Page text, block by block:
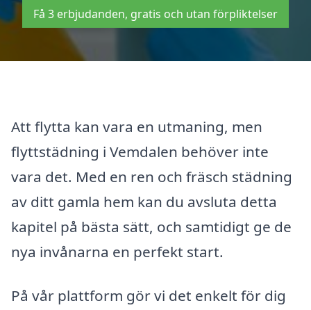
Få 3 erbjudanden, gratis och utan förpliktelser
Att flytta kan vara en utmaning, men
flyttstädning i Vemdalen behöver inte
vara det. Med en ren och fräsch städning
av ditt gamla hem kan du avsluta detta
kapitel på bästa sätt, och samtidigt ge de
nya invånarna en perfekt start.
På vår plattform gör vi det enkelt för dig